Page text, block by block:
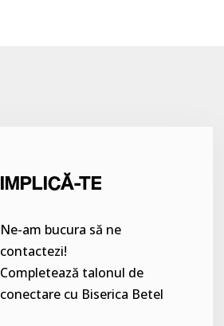
IMPLICĂ-TE
Ne-am bucura să ne
contactezi!
Completează talonul de
conectare cu Biserica Betel